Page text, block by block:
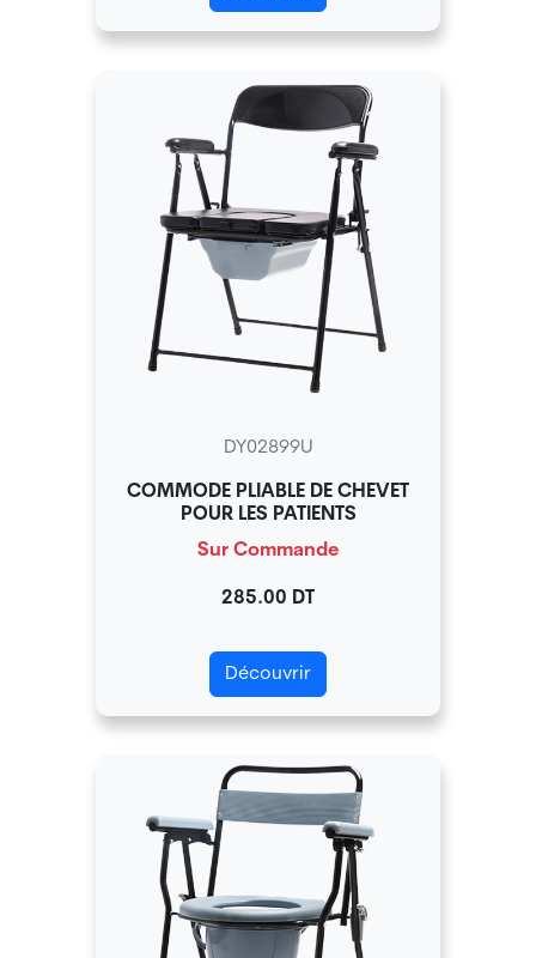
DY02899U
COMMODE PLIABLE DE CHEVET
POUR LES PATIENTS
Sur Commande
285.00 DT
Découvrir